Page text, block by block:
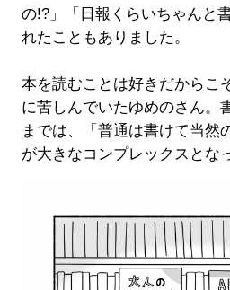
の!?」「日報くらいちゃんと
れたこともありました。
本を読むことは好きだからこ
に苦しんでいたゆめのさん。
までは、「普通は書けて当然
が大きなコンプレックスとな